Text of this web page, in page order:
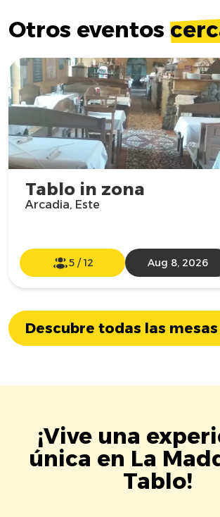
Otros eventos
Tablo in zona
Arcadia, Este
5/12 Aug 8, 2026
Descubre todas las
¡Vive una
única en La
Tablo!